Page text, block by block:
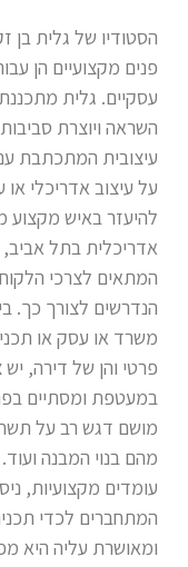
הסטודיו של גלית בן
פנים מקצועיים הן
עסקיים. גלית
השראה ויוצרת
עיצובית המתכתבת
על עיצוב אדריכלי
להיעזר באיש מקצוע
אדריכלית בתל אביב,
המתאים לצרכי הלקוח
הנדרשים לצורך כך.
משרד או עסק או
פרטי והן של דירה,
במעטפת ומסתיים
מושם דגש רב על
מהם בנוי המבנה
עומדים מקצועיות,
המתחברים לכדי
ומאושרת עליה היא